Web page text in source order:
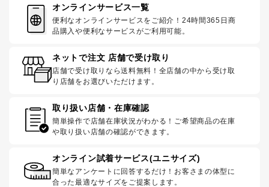
オンラインサービス一覧
便利なオンラインサービスをご紹介！24時間365日商
品購入や便利なサービスがご利用可能。
ネットで注文 店舗で受け取り
店舗で受け取りなら送料無料！全店舗の中から受け取
り店舗をお選びいただけます。
取り扱い店舗・在庫確認
簡単操作で店舗在庫状況がわかる！ご希望商品の在庫
や取り扱い店舗の確認ができます。
オンライン試着サービス(ユニサイズ)
簡単なアンケートに回答するだけ！お客さまの体型に
合った最適なサイズをご提案します。